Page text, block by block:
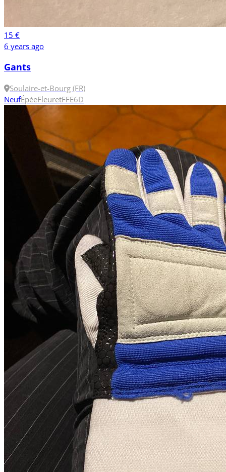
15 €
6 years ago
Gants
Soulaire-et-Bourg (FR)
NeufÉpéeFleuretFFE6D